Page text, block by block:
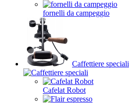
fornelli da campeggio
Caffettiere speciali
Cafelat Robot